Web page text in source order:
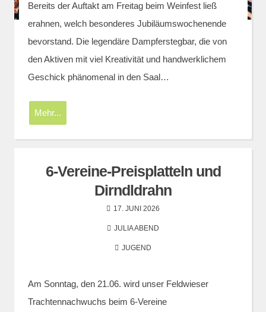
Bereits der Auftakt am Freitag beim Weinfest ließ
erahnen, welch besonderes Jubiläumswochenende
bevorstand. Die legendäre Dampferstegbar, die von
den Aktiven mit viel Kreativität und handwerklichem
Geschick phänomenal in den Saal…
Mehr...
6-Vereine-Preisplatteln und
Dirndldrahn
17. JUNI 2026
JULIA ABEND
JUGEND
Am Sonntag, den 21.06. wird unser Feldwieser
Trachtennachwuchs beim 6-Vereine